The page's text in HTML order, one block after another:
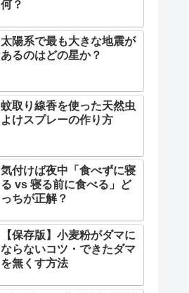
何？
太陽系で最も大きな地震が
あるのはどの星か？
蚊取り線香を使った天然虫
よけスプレーの作り方
気付けば夜中「食べずに寝
る vs 寝る前に食べる」ど
っちが正解？
【保存版】小麦粉がダマに
ならないコツ・できたダマ
を無くす方法